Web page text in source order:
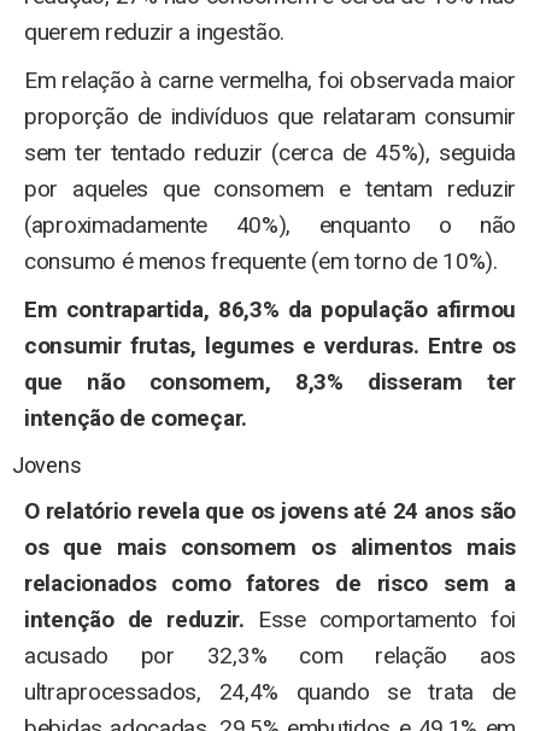
querem reduzir a ingestão.
Em relação à carne vermelha, foi observada maior
proporção de indivíduos que relataram consumir
sem ter tentado reduzir (cerca de 45%), seguida
por aqueles que consomem e tentam reduzir
(aproximadamente 40%), enquanto o não
consumo é menos frequente (em torno de 10%).
Em contrapartida, 86,3% da população afirmou
consumir frutas, legumes e verduras. Entre os
que não consomem, 8,3% disseram ter
intenção de começar.
Jovens
O relatório revela que os jovens até 24 anos são
os que mais consomem os alimentos mais
relacionados como fatores de risco sem a
intenção de reduzir. Esse comportamento foi
acusado por 32,3% com relação aos
ultraprocessados, 24,4% quando se trata de